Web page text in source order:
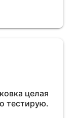
целая
тестирую.